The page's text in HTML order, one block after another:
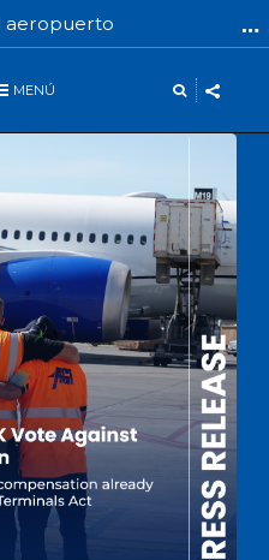
aeropuerto
MENÚ